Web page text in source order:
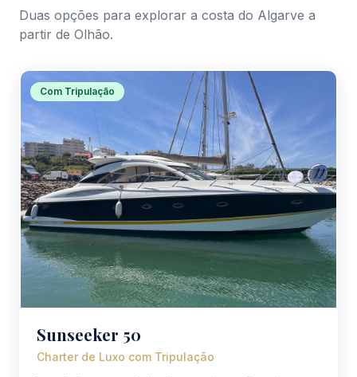
Duas opções para explorar a costa do Algarve a
partir de Olhão.
Com Tripulação
Sunseeker 50
Charter de Luxo com Tripulação